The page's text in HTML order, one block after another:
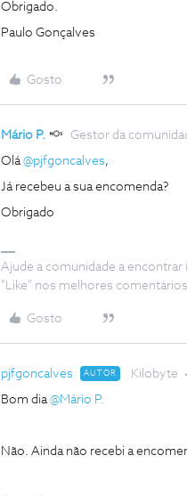
Obrigado.
Paulo Gonçalves
Gosto
Mário P. Gestor da
Olá@pjfgoncalves,
Já recebeu a sua encomenda?
Obrigado
Ajude a comunidade a
"Like" nos melhores
Gosto
pjfgoncalves AUTOR Kilobyte
Bom dia@Mário P.
Não. Ainda não recebi a